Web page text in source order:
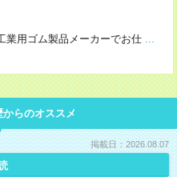
業用ゴム製品メーカーでお仕 ...
らのオススメ
掲載日：2026.08.07